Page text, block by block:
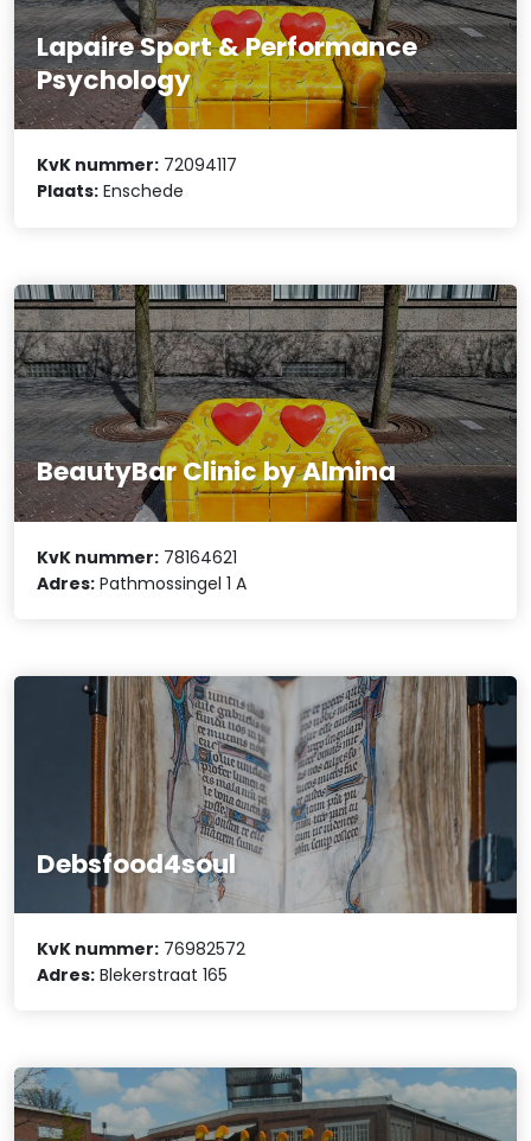
Lapaire Sport & Performance
Psychology
KvK nummer: 72094117
Plaats: Enschede
BeautyBar Clinic by Almina
KvK nummer: 78164621
Adres: Pathmossingel 1 A
Debsfood4soul
KvK nummer: 76982572
Adres: Blekerstraat 165